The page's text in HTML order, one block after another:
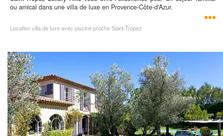
ou amical dans une villa de luxe en Provence-Côte-d'Azur.
Location villa de luxe avec piscine proche Saint-Tropez